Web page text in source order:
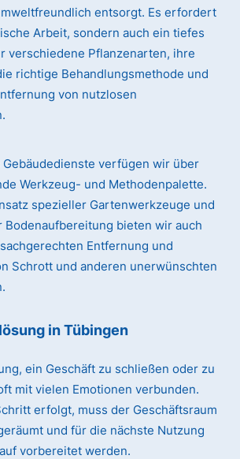
entsorgt. Es erfordert
Arbeit, sondern auch ein tiefes
verschiedene Pflanzenarten, ihre
richtige Behandlungsmethode und
von nutzlosen
Gebäudedienste verfügen wir über
Werkzeug- und Methodenpalette.
spezieller Gartenwerkzeuge und
Bodenaufbereitung bieten wir auch
Entfernung und
Schrott und anderen unerwünschten
in Tübingen
ein Geschäft zu schließen oder zu
mit vielen Emotionen verbunden.
erfolgt, muss der Geschäftsraum
und für die nächste Nutzung
vorbereitet werden.